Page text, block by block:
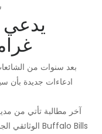
يدعي
بعد سنوات من
ادعاءات جديدة بأن
آخر مطالبة تأتي من
الوثائقي